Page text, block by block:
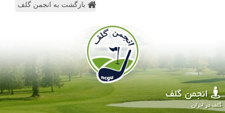
بازگشت به انجمن گلف
انجمن گلف
گلف در ایران